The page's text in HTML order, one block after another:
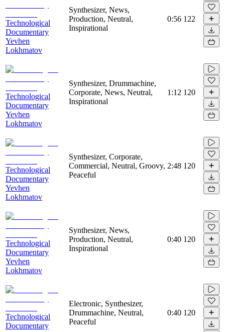
Technological
Documentary
Yevhen
Lokhmatov
Synthesizer, News,
Production, Neutral,
Inspirational
0:56 122
Technological
Documentary
Yevhen
Lokhmatov
Synthesizer, Drummachine,
Corporate, News, Neutral,
Inspirational
1:12 120
Technological
Documentary
Yevhen
Lokhmatov
Synthesizer, Corporate,
Commercial, Neutral, Groovy,
Peaceful
2:48 120
Technological
Documentary
Yevhen
Lokhmatov
Synthesizer, News,
Production, Neutral,
Inspirational
0:40 120
Technological
Documentary
Electronic, Synthesizer,
Drummachine, Neutral,
Peaceful
0:40 120